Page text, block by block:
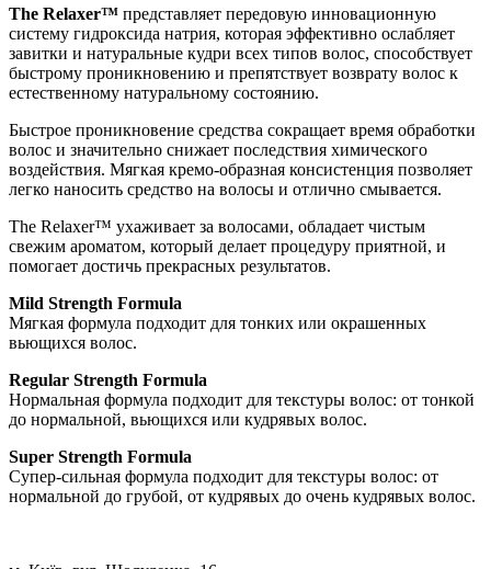
The Relaxer™ представляет передовую инновационную
систему гидроксида натрия, которая эффективно ослабляет
завитки и натуральные кудри всех типов волос, способствует
быстрому проникновению и препятствует возврату волос к
естественному натуральному состоянию.
Быстрое проникновение средства сокращает время обработки
волос и значительно снижает последствия химического
воздействия. Мягкая кремо-образная консистенция позволяет
легко наносить средство на волосы и отлично смывается.
The Relaxer™ ухаживает за волосами, обладает чистым
свежим ароматом, который делает процедуру приятной, и
помогает достичь прекрасных результатов.
Mild Strength Formula
Мягкая формула подходит для тонких или окрашенных
вьющихся волос.
Regular Strength Formula
Нормальная формула подходит для текстуры волос: от тонкой
до нормальной, вьющихся или кудрявых волос.
Super Strength Formula
Супер-сильная формула подходит для текстуры волос: от
нормальной до грубой, от кудрявых до очень кудрявых волос.